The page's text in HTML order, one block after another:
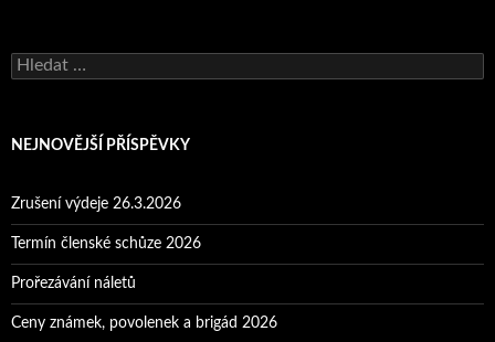
Vyhledávání
NEJNOVĚJŠÍ PŘÍSPĚVKY
Zrušení výdeje 26.3.2026
Termín členské schůze 2026
Prořezávání náletů
Ceny známek, povolenek a brigád 2026